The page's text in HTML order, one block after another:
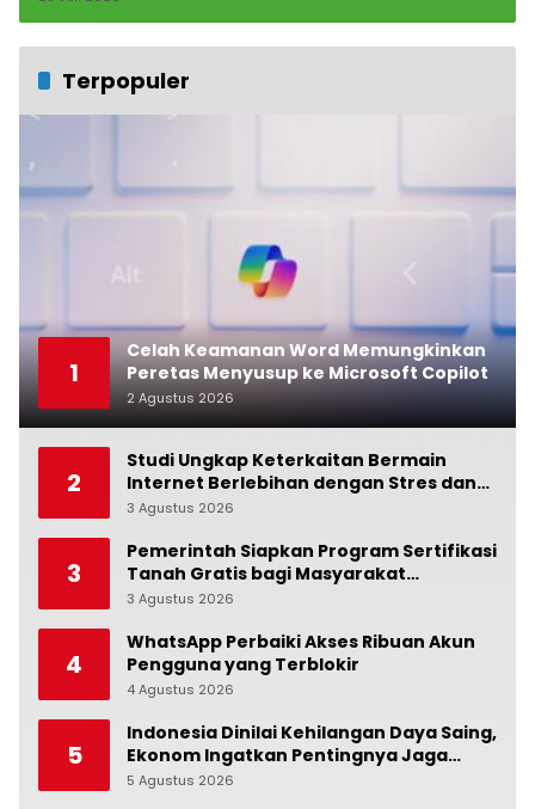
Terpopuler
1
Celah Keamanan Word Memungkinkan
Peretas Menyusup ke Microsoft Copilot
2 Agustus 2026
2
Studi Ungkap Keterkaitan Bermain
Internet Berlebihan dengan Stres dan
Suasana Hati
3 Agustus 2026
3
Pemerintah Siapkan Program Sertifikasi
Tanah Gratis bagi Masyarakat
Berpenghasilan Rendah
3 Agustus 2026
4
WhatsApp Perbaiki Akses Ribuan Akun
Pengguna yang Terblokir
4 Agustus 2026
5
Indonesia Dinilai Kehilangan Daya Saing,
Ekonom Ingatkan Pentingnya Jaga
Independensi Bank Indonesia
5 Agustus 2026